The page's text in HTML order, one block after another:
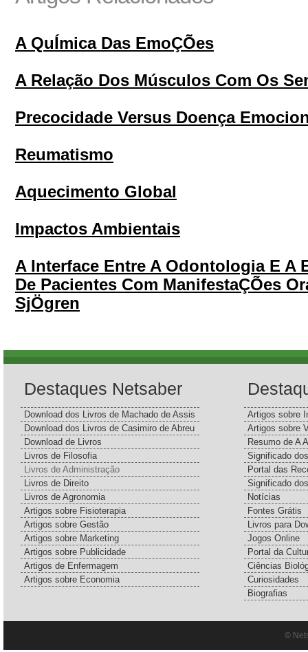
A QuÍmica Das EmoÇÕes
A Relação Dos Músculos Com Os
Precocidade Versus Doença
Reumatismo
Aquecimento Global
Impactos Ambientais
A Interface Entre A Odontologia E A
De Pacientes Com ManifestaÇÕes
SjÖgren
Destaques Netsaber
Download dos Livros de Machado de Assis
Download dos Livros de Casimiro de Abreu
Download de Livros
Livros de Filosofia
Livros de Administração
Livros de Direito
Livros de Agronomia
Artigos sobre Fisioterapia
Artigos sobre Gestão
Artigos sobre Marketing
Artigos sobre Publicidade
Artigos de Enfermagem
Artigos sobre Economia
Artigos sobre
Artigos sobre
Resumo de A
Significado
Portal das
Significado
Notícias
Fontes Grátis
Livros para
Jogos Online
Portal da
Ciências
Curiosidades
Biografias
©